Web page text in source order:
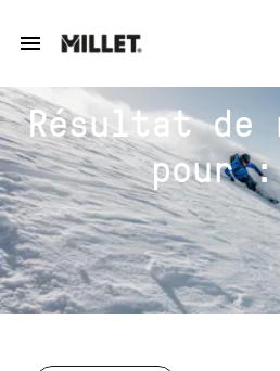
Résultat de
pour